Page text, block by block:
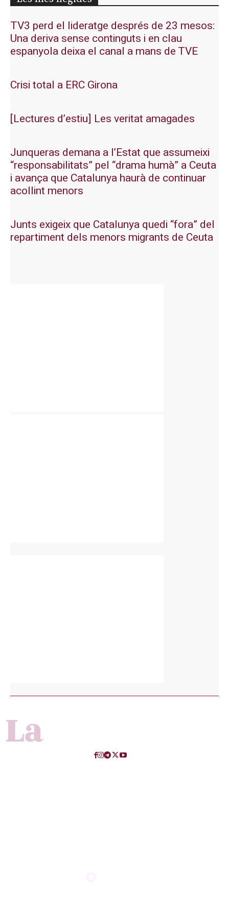
TV3 perd el lideratge després de 23 mesos:
Una deriva sense continguts i en clau
espanyola deixa el canal a mans de TVE
Crisi total a ERC Girona
[Lectures d’estiu] Les veritat amagades
Junqueras demana a l’Estat que assumeixi
“responsabilitats” pel “drama humà” a Ceuta
i avança que Catalunya haurà de continuar
acollint menors
Junts exigeix que Catalunya quedi “fora” del
repartiment dels menors migrants de Ceuta